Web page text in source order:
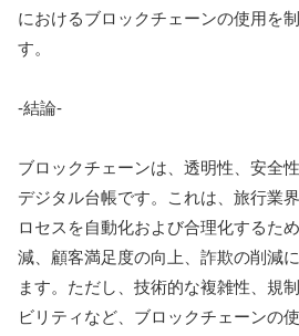
におけるブロックチェーンの使用を
す。
-結論-
ブロックチェーンは、透明性、安全
デジタル台帳です。これは、旅行業
ロセスを自動化および合理化するた
減、顧客満足度の向上、詐欺の削減
ます。ただし、技術的な複雑性、規
ビリティなど、ブロックチェーンの